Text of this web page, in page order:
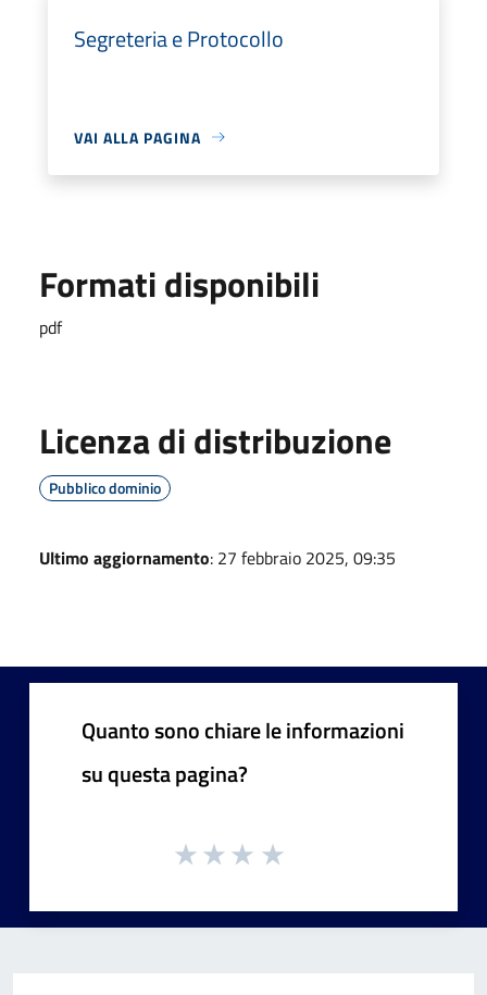
Segreteria e Protocollo
VAI ALLA PAGINA
Formati disponibili
pdf
Licenza di distribuzione
Pubblico dominio
Ultimo aggiornamento: 27 febbraio 2025, 09:35
Quanto sono chiare le informazioni
su questa pagina?